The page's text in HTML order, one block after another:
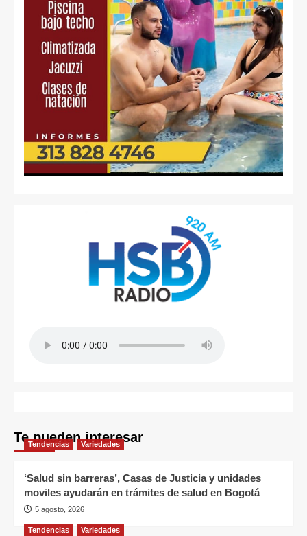
Te pueden interesar
Tendencias Variedades
‘Salud sin barreras’, Casas de Justicia y unidades
moviles ayudarán en trámites de salud en Bogotá
5 agosto, 2026
Tendencias Variedades